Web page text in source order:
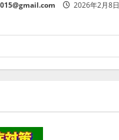
2026年2月8日